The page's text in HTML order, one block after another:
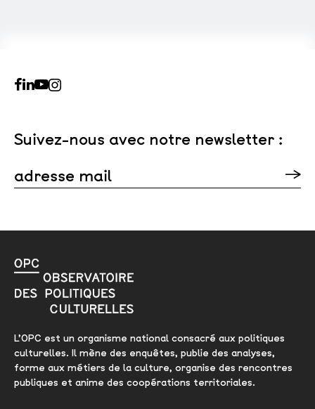
Suivez-nous avec notre newsletter :
adresse mail
L’OPC est un organisme national consacré aux politiques
culturelles. Il mène des enquêtes, publie des analyses,
forme aux métiers de la culture, organise des rencontres
publiques et anime des coopérations territoriales.